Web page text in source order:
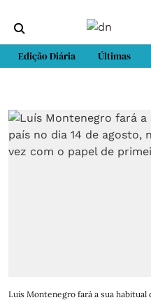
Edição Diária Últimas
Luís Montenegro fará a sua habitual